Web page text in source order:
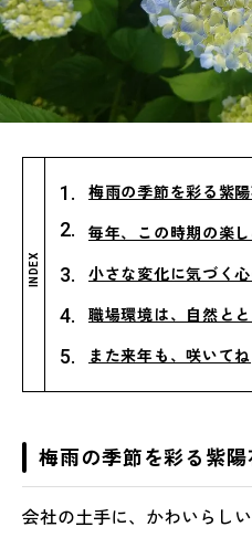
INDEX
梅雨の季節を彩る紫
毎年、この時期の楽
小さな変化に気づく
職場環境は、自然と
また来年も、咲いてね
梅雨の季節を彩る紫陽
会社の土手に、かわいらし